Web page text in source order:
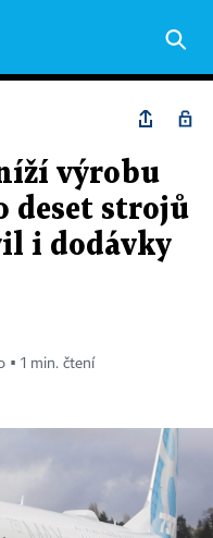
výrobu
deset strojů
i dodávky
▪ 1 min. čtení